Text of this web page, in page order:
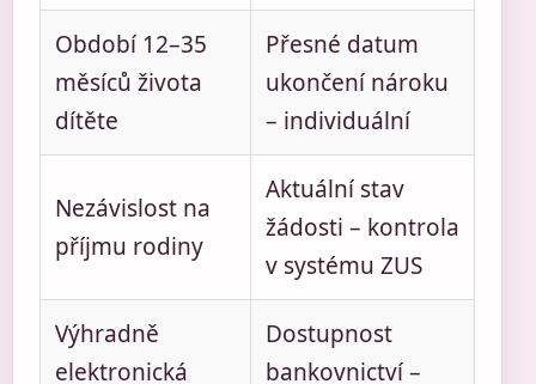
Období 12–35
měsíců života
dítěte
Přesné datum
ukončení nároku
– individuální
Nezávislost na
příjmu rodiny
Aktuální stav
žádosti – kontrola
v systému ZUS
Výhradně
elektronická
Dostupnost
bankovnictví –